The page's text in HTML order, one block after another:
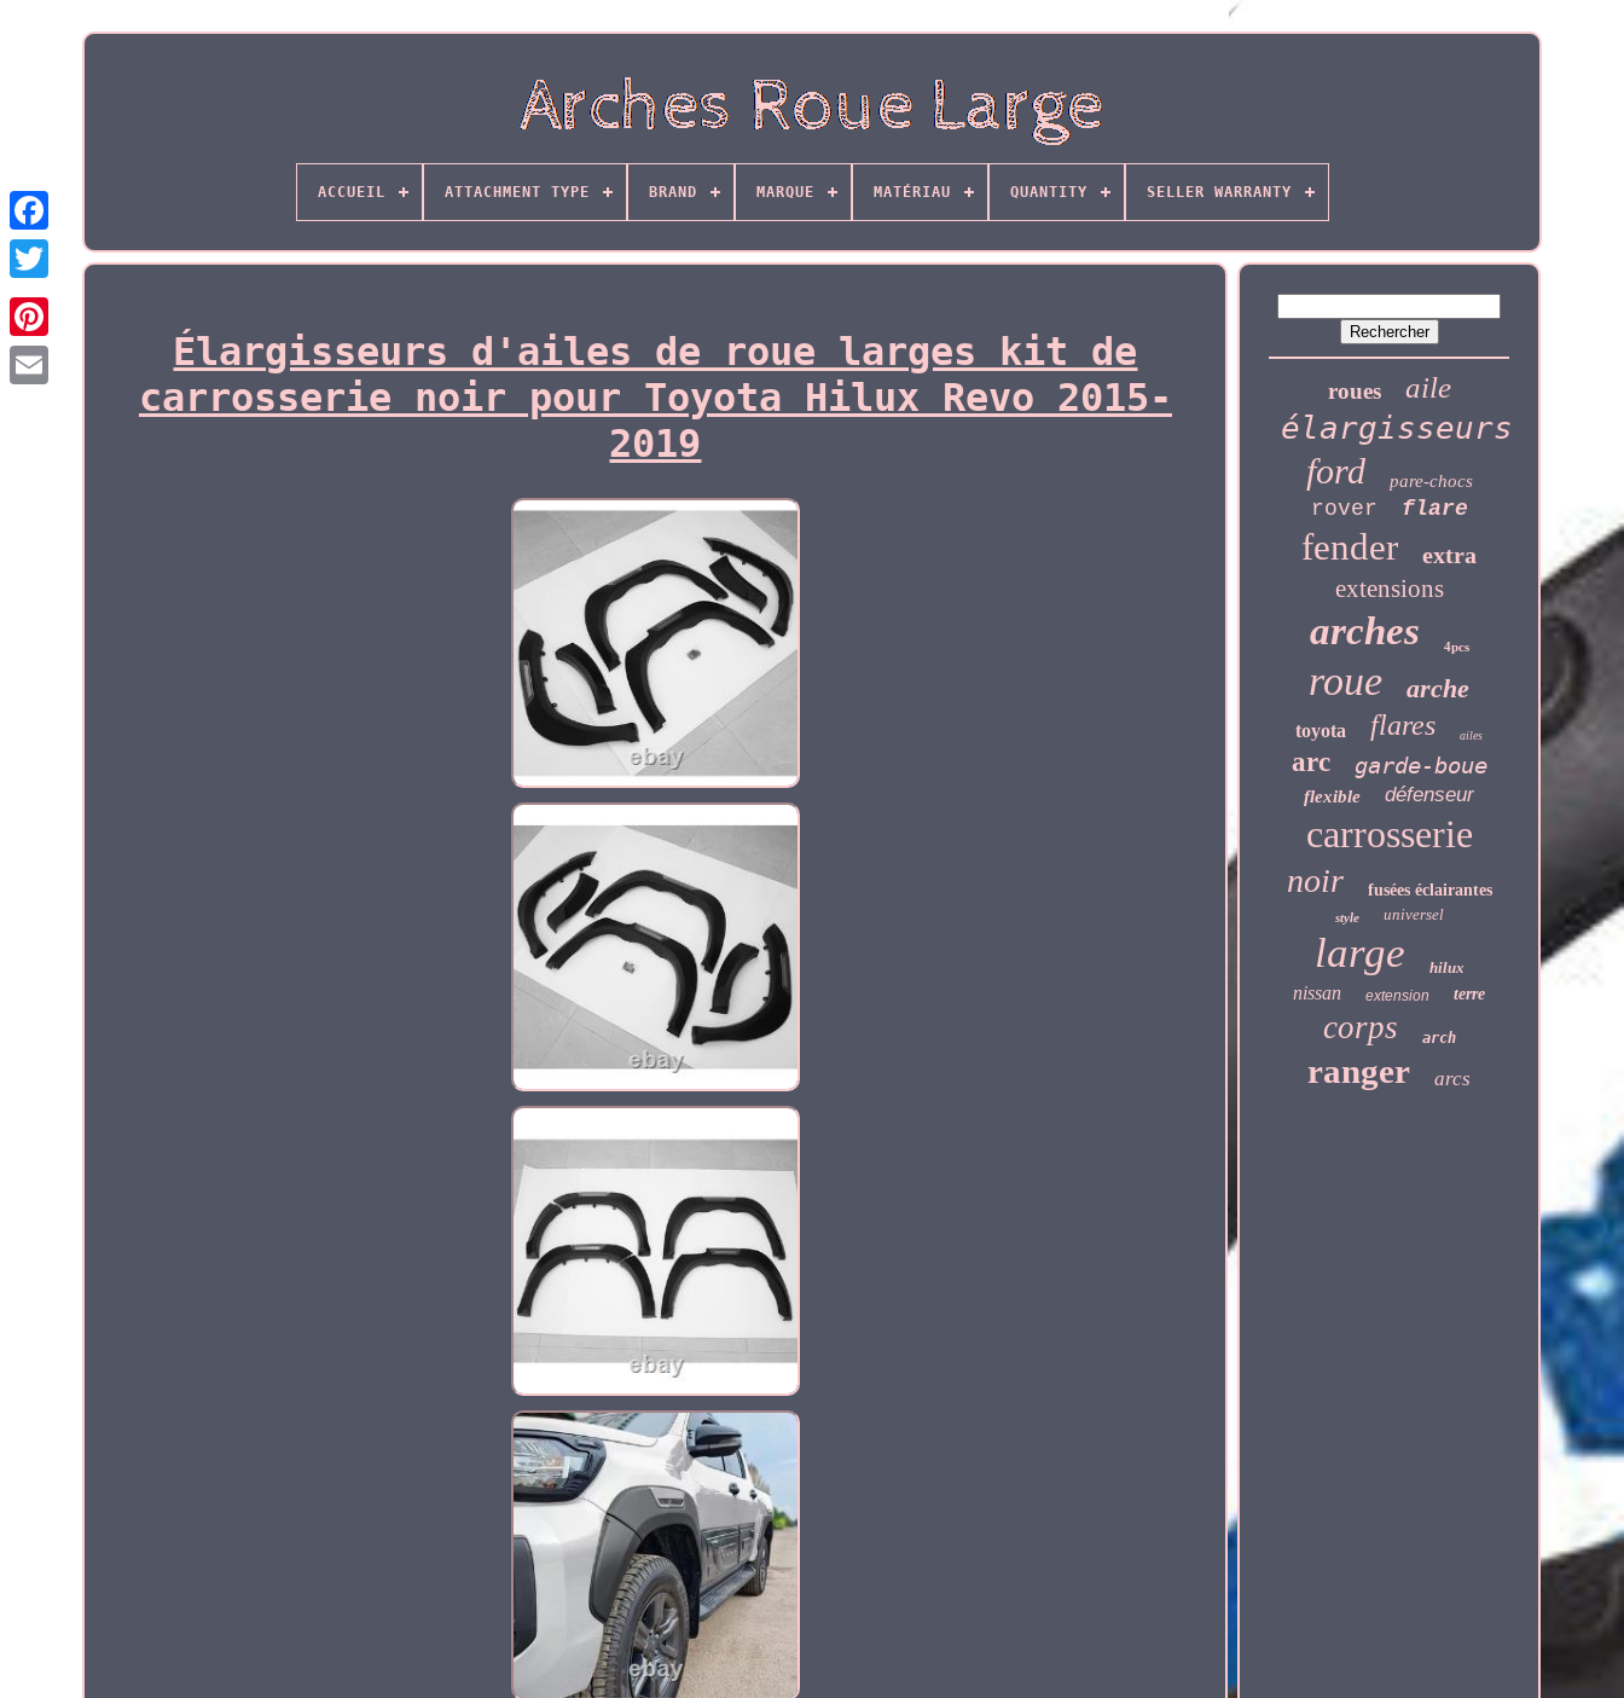
ACCUEIL ATTACHMENT TYPE BRAND MARQUE MATÉRIAU QUANTITY SELLER WARRANTY
Élargisseurs d'ailes de roue larges kit de
carrosserie noir pour Toyota Hilux Revo 2015-
2019
roues aile
élargisseurs
ford pare-chocs
rover flare
fender extra
extensions
arches 4pcs
roue arche
toyota flares ailes
arc garde-boue
flexible défenseur
carrosserie
noir fusées éclairantes
style universel
large hilux
nissan extension terre
corps arch
ranger arcs